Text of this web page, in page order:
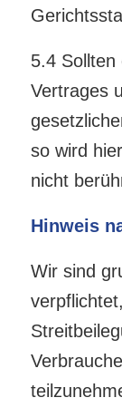
5.4 Sollten
Vertrages
so wird
nicht
Hinweis
Wir sind